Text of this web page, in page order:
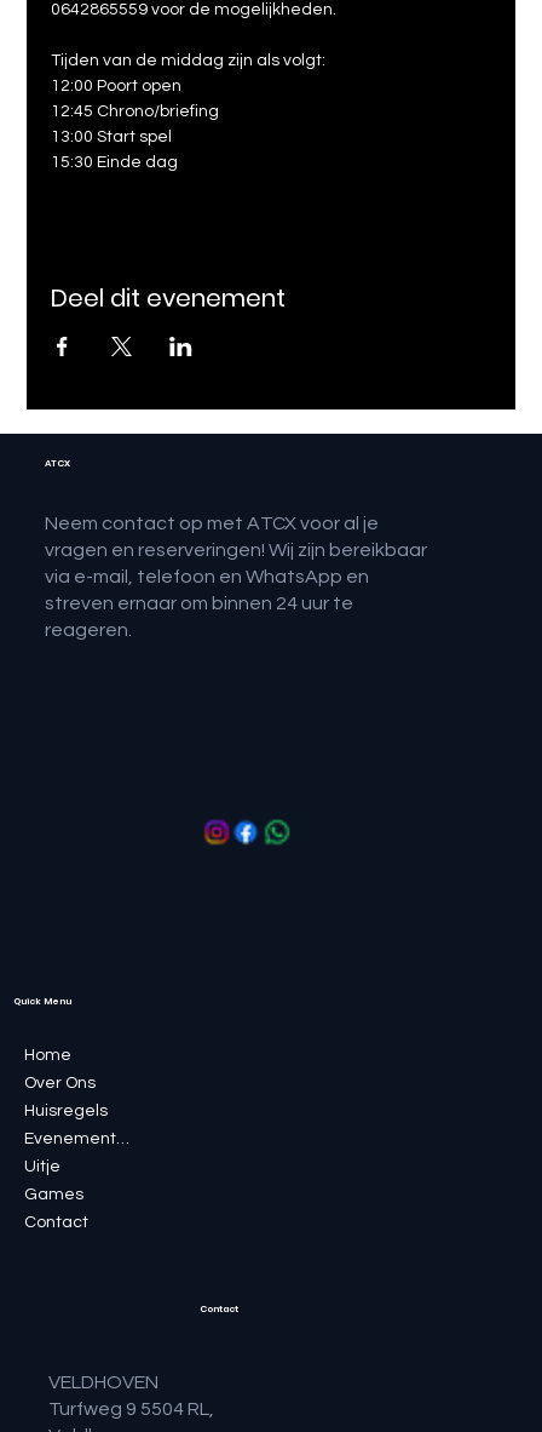
0642865559 voor de mogelijkheden.
Tijden van de middag zijn als volgt:
12:00 Poort open
12:45 Chrono/briefing
13:00 Start spel
15:30 Einde dag
Deel dit evenement
ATCX
Neem contact op met ATCX voor al je
vragen en reserveringen! Wij zijn bereikbaar
via e-mail, telefoon en WhatsApp en
streven ernaar om binnen 24 uur te
reageren.
Quick Menu
Home
Over Ons
Huisregels
Uitje
Games
Contact
Contact
VELDHOVEN
Turfweg 9 5504 RL,